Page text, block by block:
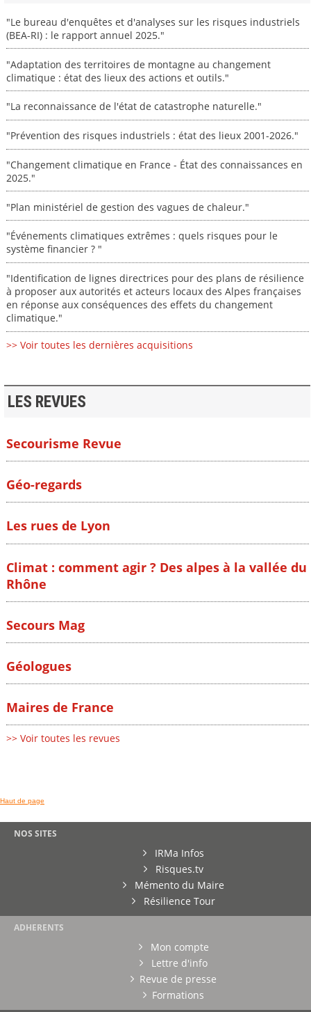
"Le bureau d'enquêtes et d'analyses sur les risques industriels
(BEA-RI) : le rapport annuel 2025."
"Adaptation des territoires de montagne au changement
climatique : état des lieux des actions et outils."
"La reconnaissance de l'état de catastrophe naturelle."
"Prévention des risques industriels : état des lieux 2001-2026."
"Changement climatique en France - État des connaissances en
2025."
"Plan ministériel de gestion des vagues de chaleur."
"Événements climatiques extrêmes : quels risques pour le
système financier ? "
"Identification de lignes directrices pour des plans de résilience
à proposer aux autorités et acteurs locaux des Alpes françaises
en réponse aux conséquences des effets du changement
climatique."
>> Voir toutes les dernières acquisitions
LES REVUES
Secourisme Revue
Géo-regards
Les rues de Lyon
Climat : comment agir ? Des alpes à la vallée du
Rhône
Secours Mag
Géologues
Maires de France
>> Voir toutes les revues
Haut de page
NOS SITES
IRMa Infos
Risques.tv
Mémento du Maire
Résilience Tour
ADHERENTS
Mon compte
Lettre d'info
Revue de presse
Formations